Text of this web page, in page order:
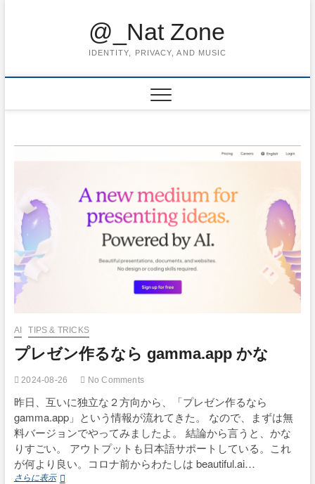
@_Nat Zone
IDENTITY, PRIVACY, AND MUSIC
AI TIPS & TRICKS
プレゼン作るなら gamma.app かな
2024-08-26 No Comments
昨日、互いに独立な２方向から、「プレゼン作るなら
gamma.app」という情報が流れてきた。 なので、まずは無
料バージョンでやってみましたよ。 結論から言うと、かな
りすごい。 アウトプットも日本語サポートしている。これ
が何より良い。コロナ前からわたしは beautiful.ai…
さらに表示プ